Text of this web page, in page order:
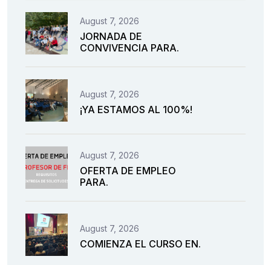
August 7, 2026
JORNADA DE
CONVIVENCIA PARA.
August 7, 2026
¡YA ESTAMOS AL 100%!
August 7, 2026
OFERTA DE EMPLEO
PARA.
August 7, 2026
COMIENZA EL CURSO EN.